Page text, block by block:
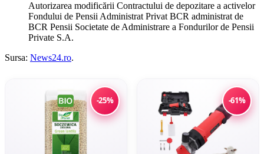
Autorizarea modificării Contractului de depozitare a activelor
Fondului de Pensii Administrat Privat BCR administrat de
BCR Pensii Societate de Administrare a Fondurilor de Pensii
Private S.A.
Sursa: News24.ro.
-25% -61%